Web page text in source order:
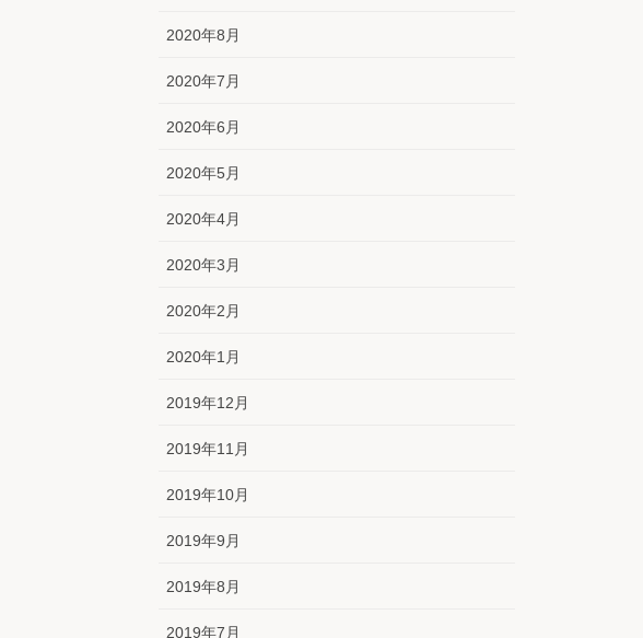
2020年8月
2020年7月
2020年6月
2020年5月
2020年4月
2020年3月
2020年2月
2020年1月
2019年12月
2019年11月
2019年10月
2019年9月
2019年8月
2019年7月